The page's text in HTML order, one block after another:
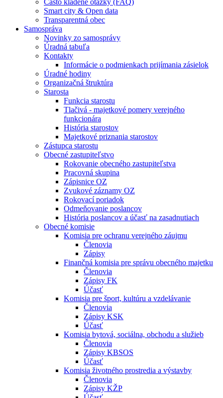
Často kladené otázky (FAQ)
Smart city & Open data
Transparentná obec
Samospráva
Novinky zo samosprávy
Úradná tabuľa
Kontakty
Informácie o podmienkach prijímania zásielok
Úradné hodiny
Organizačná štruktúra
Starosta
Funkcia starostu
Tlačivá - majetkové pomery verejného
funkcionára
História starostov
Majetkové priznania starostov
Zástupca starostu
Obecné zastupiteľstvo
Rokovanie obecného zastupiteľstva
Pracovná skupina
Zápisnice OZ
Zvukové záznamy OZ
Rokovací poriadok
Odmeňovanie poslancov
História poslancov a účasť na zasadnutiach
Obecné komisie
Komisia pre ochranu verejného záujmu
Členovia
Zápisy
Finančná komisia pre správu obecného majetku
Členovia
Zápisy FK
Účasť
Komisia pre šport, kultúru a vzdelávanie
Členovia
Zápisy KSK
Účasť
Komisia bytová, sociálna, obchodu a služieb
Členovia
Zápisy KBSOS
Účasť
Komisia životného prostredia a výstavby
Členovia
Zápisy KŽP